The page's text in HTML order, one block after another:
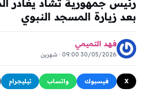
رئيس جمهورية تشاد يغادر
بعد زيارة المسجد النبوي
فهد التميمي
30/05/2026 09:00 · شهرين
X فيسبوك واتساب تيليجرام